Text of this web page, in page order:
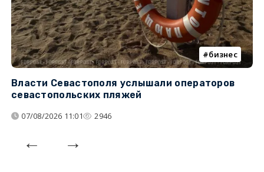
бизнес
Власти Севастополя услышали операторов
севастопольских пляжей
07/08/2026 11:01 2946